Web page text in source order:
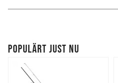
POPULÄRT JUST NU